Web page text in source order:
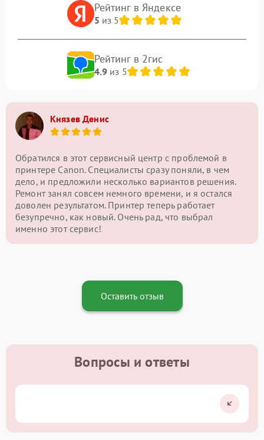
Рейтинг в Яндексе
5 из 5
Рейтинг в 2гис
4.9из 5
Князев Денис
Обратился в этот сервисный центр с проблемой в
принтере Canon. Специалисты сразу поняли, в чем
дело, и предложили несколько вариантов решения.
Ремонт занял совсем немного времени, и я остался
доволен результатом. Принтер теперь работает
безупречно, как новый. Очень рад, что выбрал
именно этот сервис!
Оставить отзыв
Вопросы и ответы